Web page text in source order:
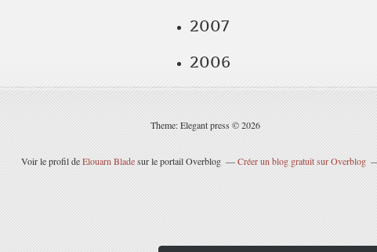
2007
2006
Theme: Elegant press © 2026
Voir le profil deElouarn Bladesur le portail Overblog Créer un blog gratuit sur Overblog